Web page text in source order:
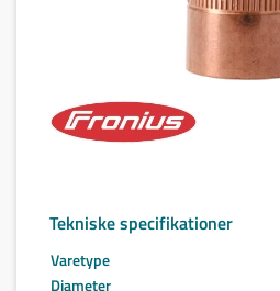
Tekniske specifikationer
Varetype
Diameter